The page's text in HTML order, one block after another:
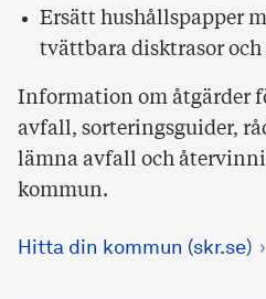
Ersätt hushållspapper
tvättbara disktrasor
Information om åtgärder
avfall, sorteringsguider,
lämna avfall och
kommun.
Hitta din kommun (skr.se)